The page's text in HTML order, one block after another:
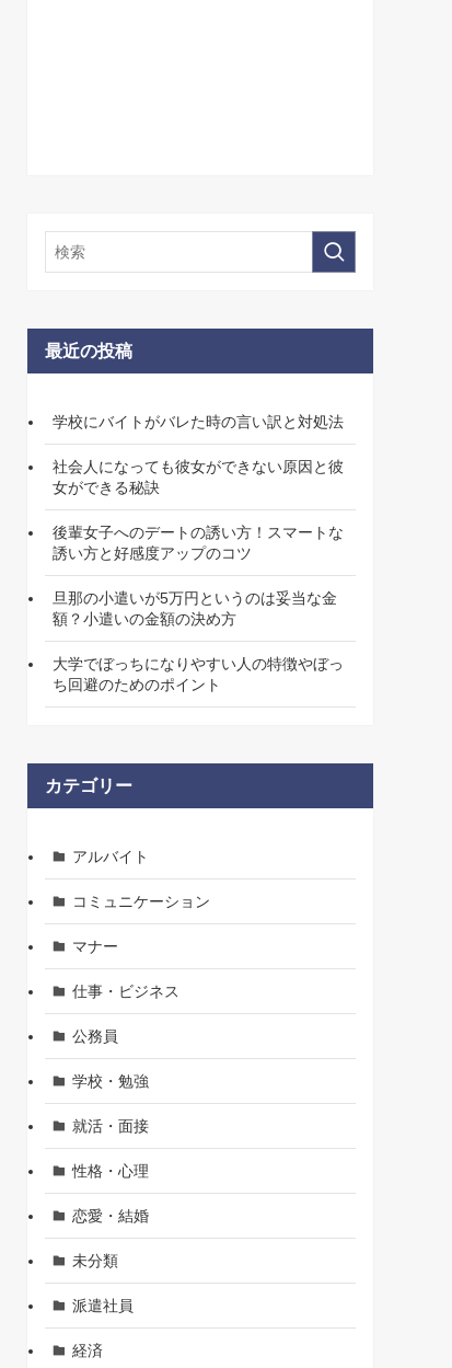
最近の投稿
学校にバイトがバレた時の言い訳と対処法
社会人になっても彼女ができない原因と彼
女ができる秘訣
後輩女子へのデートの誘い方！スマートな
誘い方と好感度アップのコツ
旦那の小遣いが5万円というのは妥当な金
額？小遣いの金額の決め方
大学でぼっちになりやすい人の特徴やぼっ
ち回避のためのポイント
カテゴリー
アルバイト
コミュニケーション
マナー
仕事・ビジネス
公務員
学校・勉強
就活・面接
性格・心理
恋愛・結婚
未分類
派遣社員
経済